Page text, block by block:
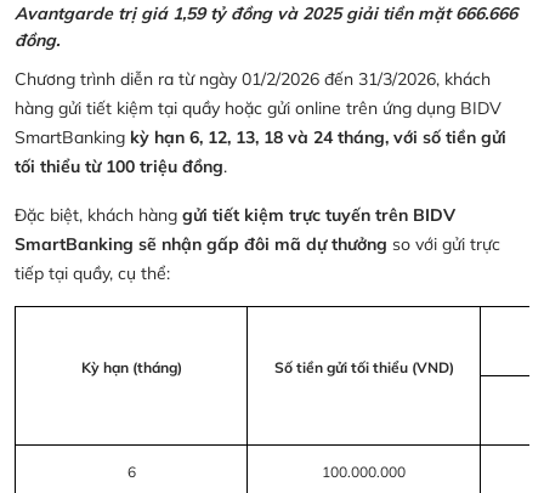
Avantgarde trị giá 1,59 tỷ đồng và 2025 giải tiền mặt 666.666
đồng.
Chương trình diễn ra từ ngày 01/2/2026 đến 31/3/2026, khách
hàng gửi tiết kiệm tại quầy hoặc gửi online trên ứng dụng BIDV
SmartBanking kỳ hạn 6, 12, 13, 18 và 24 tháng, với số tiền gửi
tối thiểu từ 100 triệu đồng.
Đặc biệt, khách hàng gửi tiết kiệm trực tuyến trên BIDV
SmartBanking sẽ nhận gấp đôi mã dự thưởng so với gửi trực
tiếp tại quầy, cụ thể:
Kỳ hạn (tháng) Số tiền gửi tối thiểu (VND)
6 100.000.000